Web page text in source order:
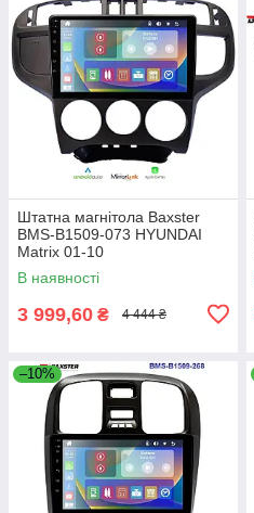
Штатна магнітола Baxster
BMS-B1509-073 HYUNDAI
Matrix 01-10
В наявності
3 999,60 ₴ 4 444 ₴
–10%